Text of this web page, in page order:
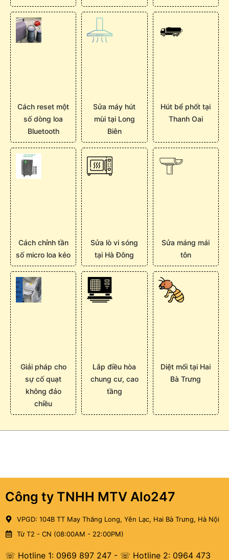
Cách reset một
số dòng loa
Bluetooth
Sửa máy hút
mùi tại Long
Biên
Hút bể phốt tại
Thanh Oai
Cách chỉnh tần
số micro loa kéo
Sửa lò vi sóng
tại Hà Đông
Sửa máng mái
tôn
Giải pháp cho
sự cố quạt
không đảo
chiều
Lắp điều hòa
chung cư, cao
tầng
Diệt mối tại Hai
Bà Trưng
Công ty TNHH MTV Alo247
VPGD: 104B TT May Thăng Long, Yên Lạc, Hai Bà Trưng, Hà Nội
Từ T2 - CN (08:00AM - 22:00PM)
☏ Hotline 1: 0969 897 247 - ☏ Hotline 2: 0964 473